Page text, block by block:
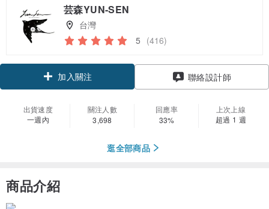
芸森YUN-SEN
台灣
5 (416)
加入關注 聯絡設計師
出貨速度
一週內
關注人數
3,698
回應率
33%
上次上線
超過 1 週
逛全部商品
商品介紹